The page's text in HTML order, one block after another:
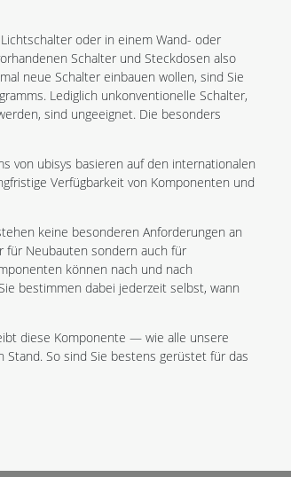
oder in einem Wand- oder
Schalter und Steckdosen also
neue Schalter einbauen wollen, sind Sie
Lediglich unkonventionelle Schalter,
sind ungeeignet. Die besonders
von ubisys basieren auf den internationalen
Verfügbarkeit von Komponenten und
keine besonderen Anforderungen an
für Neubauten sondern auch für
können nach und nach
bestimmen dabei jederzeit selbst, wann
diese Komponente — wie alle unsere
So sind Sie bestens gerüstet für das